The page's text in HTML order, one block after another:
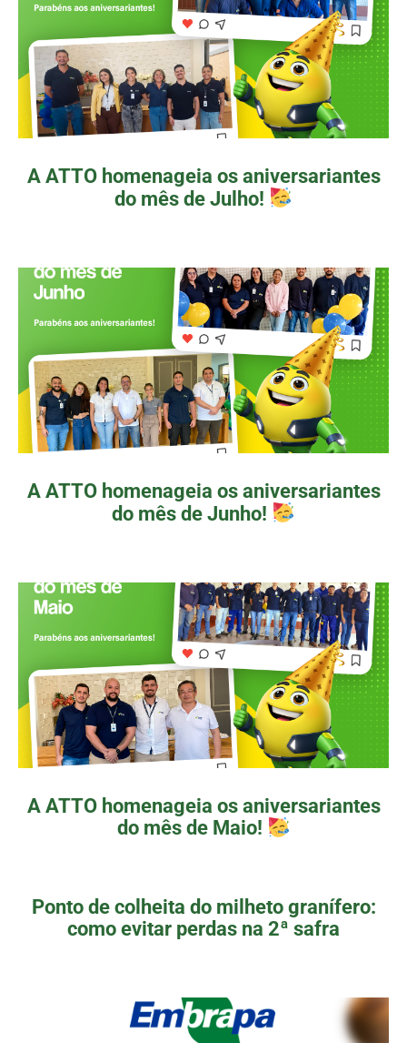
A ATTO homenageia os aniversariantes
do mês de Julho!
A ATTO homenageia os aniversariantes
do mês de Junho!
A ATTO homenageia os aniversariantes
do mês de Maio!
Ponto de colheita do milheto granífero:
como evitar perdas na 2ª safra